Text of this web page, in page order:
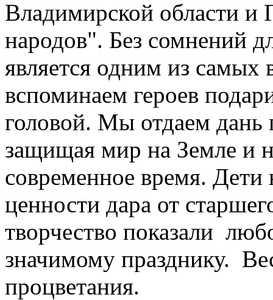
Владимирской области
народов". Без сомнений
является одним из
вспоминаем героев
головой. Мы отдаем дань
защищая мир на Земле и
современное время.
ценности дара от
творчество показали
значимому празднику.
процветания.